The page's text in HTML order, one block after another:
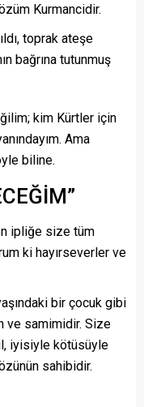
Kurmancidir.
toprak ateşe
bağrına tutunmuş
kim Kürtler için
Ama
biline.
ipliğe size tüm
ki hayırseverler ve
bir çocuk gibi
ve samimidir. Size
iyisiyle kötüsüyle
sahibidir.